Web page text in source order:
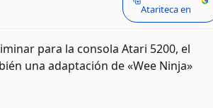
Atariteca en
para la consola Atari 5200, el
una adaptación de «Wee Ninja»